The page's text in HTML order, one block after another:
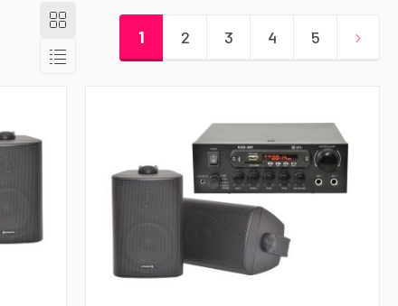
Tonen
Foto-
tabel
Lijst
Pagina
U lees momenteel pagina
1 Pagina
2 Pagina
3 Pagina
4 Pagina
5